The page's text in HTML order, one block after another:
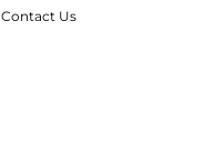
Contact Us